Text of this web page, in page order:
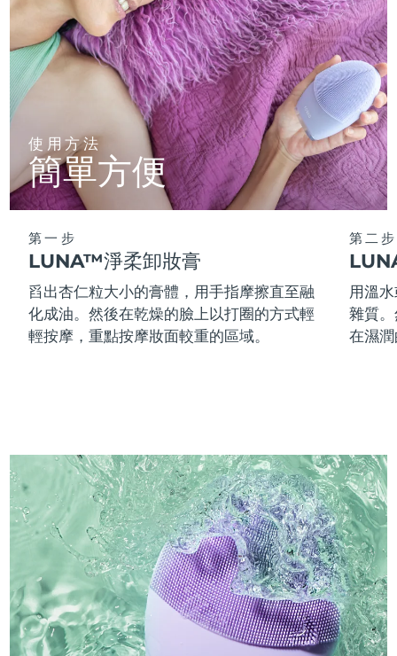
使用方法
簡單方便
第一步
LUNA™淨柔卸妝膏
舀出杏仁粒大小的膏體，用手指摩擦直至融
化成油。然後在乾燥的臉上以打圈的方式輕
輕按摩，重點按摩妝面較重的區域。
第二步
用溫
雜質
在濕